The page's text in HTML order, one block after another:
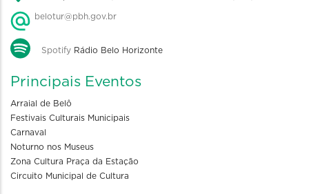
belotur@pbh.gov.br
Spotify Rádio Belo Horizonte
Principais Eventos
Arraial de Belô
Festivais Culturais Municipais
Carnaval
Noturno nos Museus
Zona Cultura Praça da Estação
Circuito Municipal de Cultura